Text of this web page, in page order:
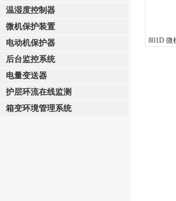
温湿度控制器
微机保护装置
电动机保护器
后台监控系统
电量变送器
护层环流在线监测
箱变环境管理系统
801D 微